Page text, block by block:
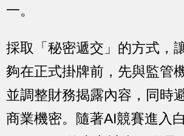
一。
採取「秘密遞交」的方式，
夠在正式掛牌前，先與監管
並調整財務揭露內容，同時
商業機密。隨著AI競賽進入